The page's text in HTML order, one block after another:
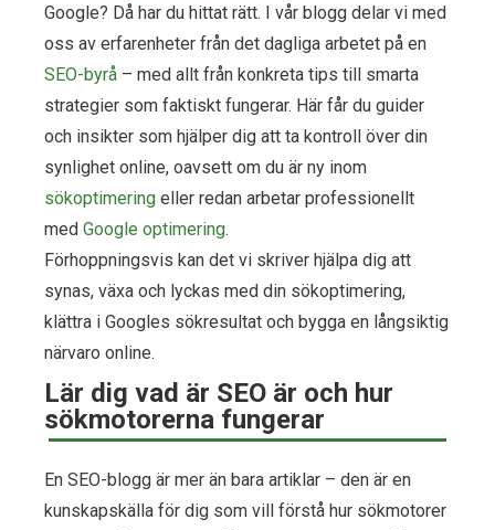
Google? Då har du hittat rätt. I vår blogg delar vi med
oss av erfarenheter från det dagliga arbetet på en
SEO-byrå – med allt från konkreta tips till smarta
strategier som faktiskt fungerar. Här får du guider
och insikter som hjälper dig att ta kontroll över din
synlighet online, oavsett om du är ny inom
sökoptimering eller redan arbetar professionellt
med Google optimering.
Förhoppningsvis kan det vi skriver hjälpa dig att
synas, växa och lyckas med din sökoptimering,
klättra i Googles sökresultat och bygga en långsiktig
närvaro online.
Lär dig vad är SEO är och hur
sökmotorerna fungerar
En SEO-blogg är mer än bara artiklar – den är en
kunskapskälla för dig som vill förstå hur sökmotorer